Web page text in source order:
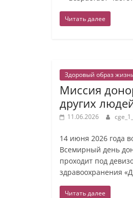
Читать далее
Здоровый образ
Миссия
других
11.06.2026
14 июня 2026 года
Всемирный день
проходит под
здравоохранения
Читать далее